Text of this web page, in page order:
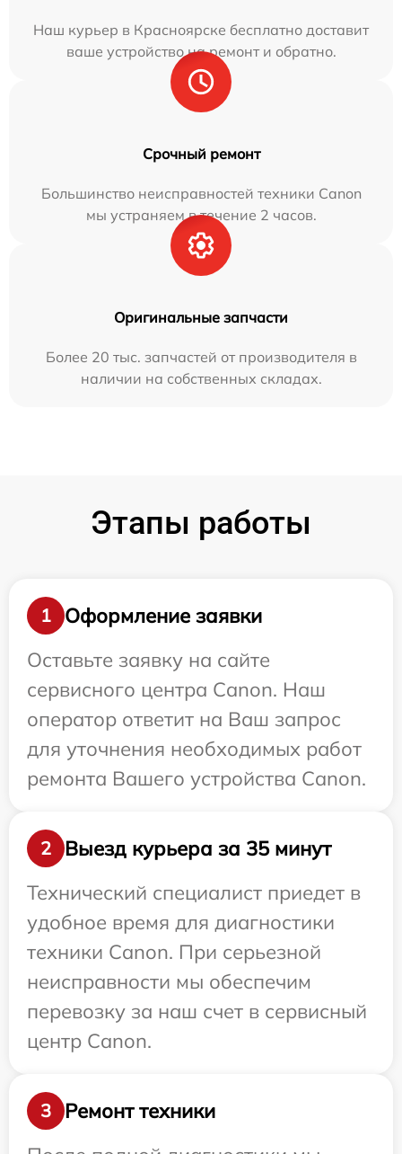
Наш курьер в Красноярске бесплатно доставит
ваше устройство на ремонт и обратно.
Срочный ремонт
Большинство неисправностей техники Canon
мы устраняем в течение 2 часов.
Оригинальные запчасти
Более 20 тыс. запчастей от производителя в
наличии на собственных складах.
Этапы работы
1
Оформление заявки
Оставьте заявку на сайте
сервисного центра Canon. Наш
оператор ответит на Ваш запрос
для уточнения необходимых работ
ремонта Вашего устройства Canon.
2
Выезд курьера за 35 минут
Технический специалист приедет в
удобное время для диагностики
техники Canon. При серьезной
неисправности мы обеспечим
перевозку за наш счет в сервисный
центр Canon.
3
Ремонт техники